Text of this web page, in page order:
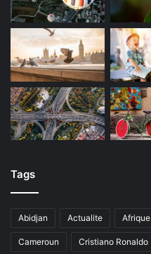
Tags
Abidjan Actualite Afrique
Cameroun Cristiano Ronaldo